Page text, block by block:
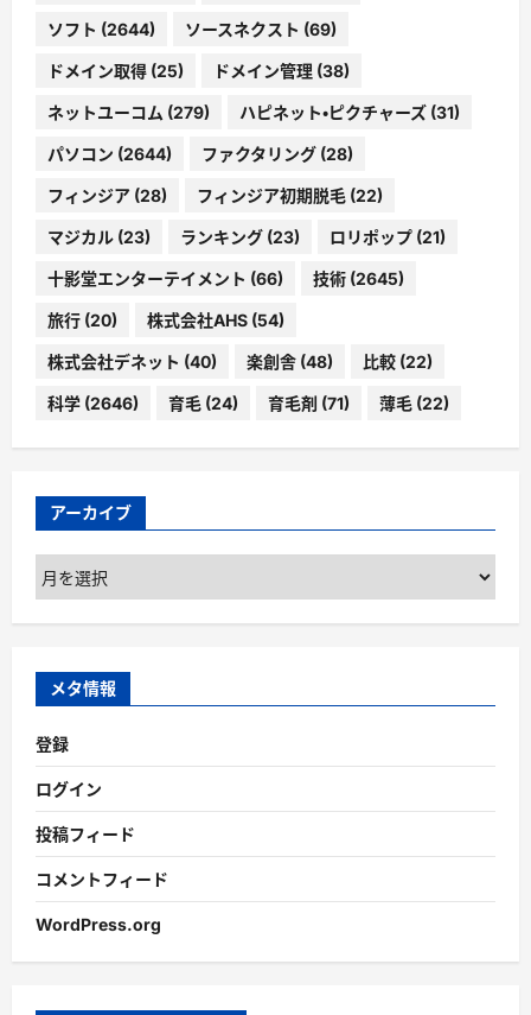
ソフト (2644) ソースネクスト (69)
ドメイン取得 (25) ドメイン管理 (38)
ネットユーコム (279) ハピネット・ピクチャーズ (31)
パソコン (2644) ファクタリング (28)
フィンジア (28) フィンジア初期脱毛 (22)
マジカル (23) ランキング (23) ロリポップ (21)
十影堂エンターテイメント (66) 技術 (2645)
旅行 (20) 株式会社AHS (54)
株式会社デネット (40) 楽創舎 (48) 比較 (22)
科学 (2646) 育毛 (24) 育毛剤 (71) 薄毛 (22)
アーカイブ
ア
ー
カ
ブ
メタ情報
登録
ログイン
投稿フィード
コメントフィード
WordPress.org